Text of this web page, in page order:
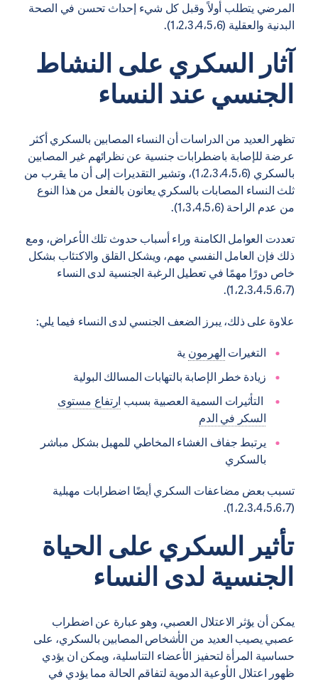
المرضي يتطلب أولاً وقبل كل شيء إحداث تحسن في الصحة
البدنية والعقلية (1،2،3،4،5،6).
آثار السكري على النشاط
الجنسي عند النساء
تظهر العديد من الدراسات أن النساء المصابين بالسكري أكثر
عرضة للإصابة باضطرابات جنسية عن نظرائهم غير المصابين
بالسكري (1،2،3،4،5،6)، وتشير التقديرات إلى أن ما يقرب من
ثلث النساء المصابات بالسكري يعانون بالفعل من هذا النوع
من عدم الراحة (1،3،4،5،6).
تعددت العوامل الكامنة وراء أسباب حدوث تلك الأعراض، ومع
ذلك فإن العامل النفسي مهم، ويشكل القلق والاكتئاب بشكل
خاص دورًا مهمًا في تعطيل الرغبة الجنسية لدى النساء
(1،2،3،4،5،6،7).
علاوة على ذلك، يبرز الضعف الجنسي لدى النساء فيما يلي:
التغيرات الهرمون ية
زيادة خطر الإصابة بالتهابات المسالك البولية
التأثيرات السمية العصبية بسبب ارتفاع مستوى
السكر في الدم
يرتبط جفاف الغشاء المخاطي للمهبل بشكل مباشر
بالسكري
تسبب بعض مضاعفات السكري أيضًا اضطرابات مهبلية
(1،2،3،4،5،6،7).
تأثير السكري على الحياة
الجنسية لدى النساء
يمكن أن يؤثر الاعتلال العصبي، وهو عبارة عن اضطراب
عصبي يصيب العديد من الأشخاص المصابين بالسكري، على
حساسية المرأة لتحفيز الأعضاء التناسلية، ويمكن ان يؤدي
ظهور اعتلال الأوعية الدموية لتفاقم الحالة مما يؤدي في